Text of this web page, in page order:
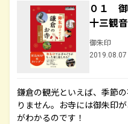
０１
十三観
御朱印
2019.08.07
鎌倉の観光といえば、季節
りません。お寺には御朱印
がわかるのです！